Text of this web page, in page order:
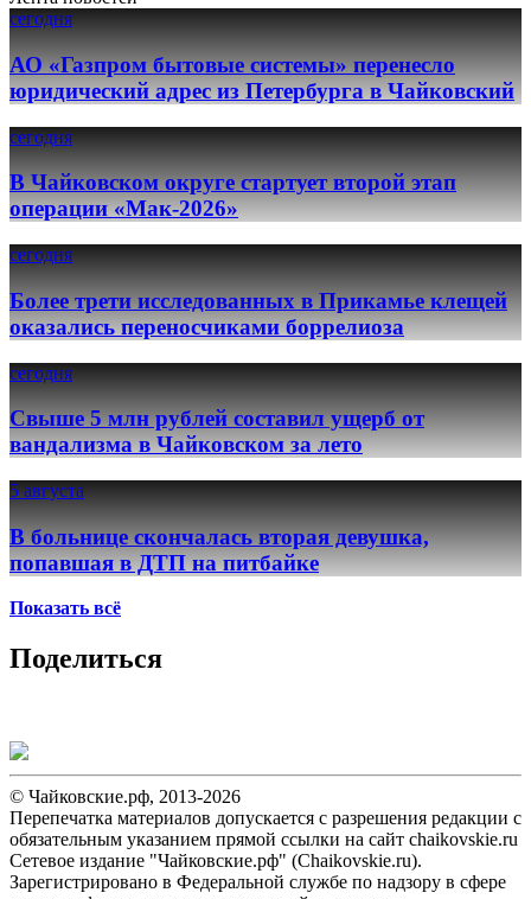
сегодня
АО «Газпром бытовые системы» перенесло
юридический адрес из Петербурга в Чайковский
сегодня
В Чайковском округе стартует второй этап
операции «Мак-2026»
сегодня
Более трети исследованных в Прикамье клещей
оказались переносчиками боррелиоза
сегодня
Свыше 5 млн рублей составил ущерб от
вандализма в Чайковском за лето
5 августа
В больнице скончалась вторая девушка,
попавшая в ДТП на питбайке
Показать всё
Поделиться
© Чайковские.рф, 2013-2026
Перепечатка материалов допускается с разрешения редакции с
обязательным указанием прямой ссылки на сайт chaikovskie.ru
Сетевое издание "Чайковские.рф" (Chaikovskie.ru).
Зарегистрировано в Федеральной службе по надзору в сфере